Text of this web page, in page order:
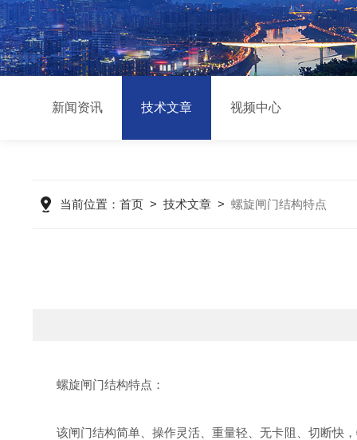
新闻资讯 技术文章 视频中心
当前位置： 首页> 技术文章> 螺旋闸门结构特点
螺旋闸门结构特点：
该闸门结构简单、操作灵活、重量轻、无卡阻、切断快，